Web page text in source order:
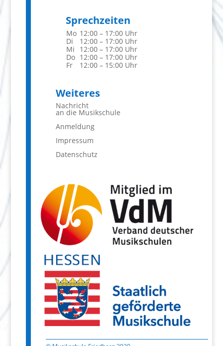
Sprechzeiten
Mo 12:00 – 17:00 Uhr
Di
12:00 – 17:00 Uhr
Mi
12:00 – 17:00 Uhr
Do 12:00 – 17:00 Uhr
Fr
12:00 – 15:00 Uhr
Weiteres
Nachricht
an die Musikschule
Anmeldung
Impressum
Datenschutz